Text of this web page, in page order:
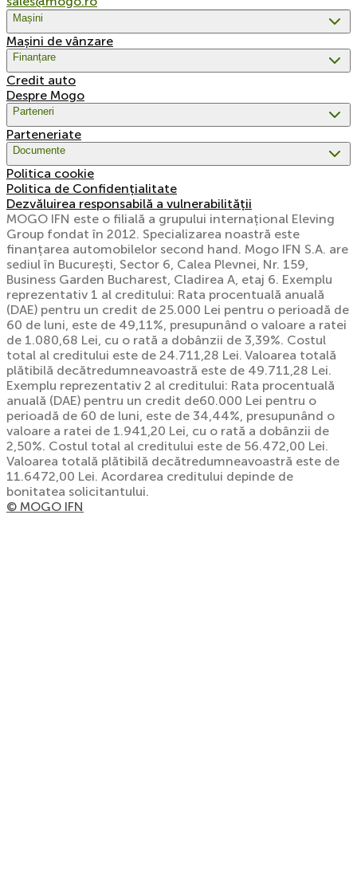
Mașini
Mașini de vânzare
Finanțare
Credit auto
Despre Mogo
Parteneri
Parteneriate
Documente
Politica cookie
Politica de Confidențialitate
Dezvăluirea responsabilă a vulnerabilității
MOGO IFN este o filială a grupului internațional Eleving
Group fondat în 2012. Specializarea noastră este
finanțarea automobilelor second hand. Mogo IFN S.A. are
sediul în București, Sector 6, Calea Plevnei, Nr. 159,
Business Garden Bucharest, Cladirea A, etaj 6. Exemplu
reprezentativ 1 al creditului: Rata procentuală anuală
(DAE) pentru un credit de 25.000 Lei pentru o perioadă de
60 de luni, este de 49,11%, presupunând o valoare a ratei
de 1.080,68 Lei, cu o rată a dobânzii de 3,39%. Costul
total al creditului este de 24.711,28 Lei. Valoarea totală
plătibilă decătredumneavoastră este de 49.711,28 Lei.
Exemplu reprezentativ 2 al creditului: Rata procentuală
anuală (DAE) pentru un credit de60.000 Lei pentru o
perioadă de 60 de luni, este de 34,44%, presupunând o
valoare a ratei de 1.941,20 Lei, cu o rată a dobânzii de
2,50%. Costul total al creditului este de 56.472,00 Lei.
Valoarea totală plătibilă decătredumneavoastră este de
11.6472,00 Lei. Acordarea creditului depinde de
bonitatea solicitantului.
© MOGO IFN